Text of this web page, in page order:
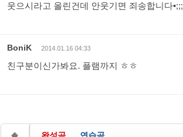
웃으시라고 올린건데 안웃기면 죄송합니다
BoniK 2014.01.16 04:33
친구분이신가봐요. 플램까지 ㅎㅎ